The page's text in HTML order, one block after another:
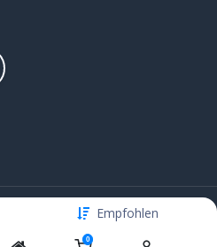
Empfohlen
0
- Alle Rechte vorbehalten